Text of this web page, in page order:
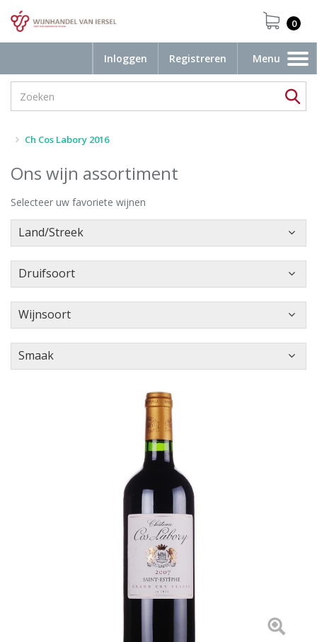
0
Inloggen Registreren
Toggle
navigation
Menu
Ch Cos Labory 2016
Ons wijn assortiment
Selecteer uw favoriete wijnen
Land/Streek
Druifsoort
Wijnsoort
Smaak